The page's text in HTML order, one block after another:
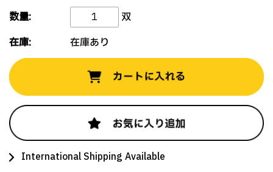
数量:
双
在庫:
在庫あり
International Shipping Available